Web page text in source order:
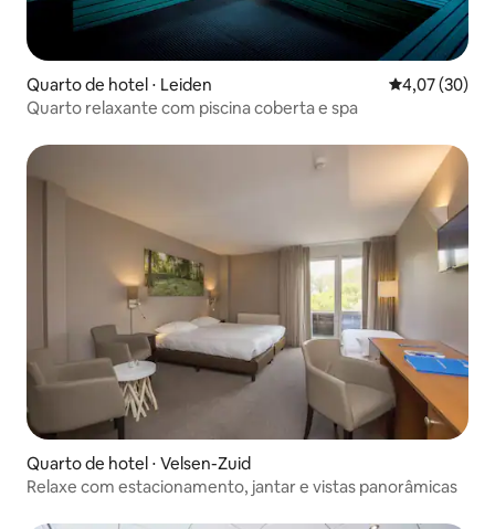
Quarto de hotel ⋅ Leiden 4,07 de uma
4,07 (30)
Quarto relaxante com piscina coberta e spa
Quarto de hotel ⋅ Velsen-Zuid
Relaxe com estacionamento, jantar e vistas panorâmicas